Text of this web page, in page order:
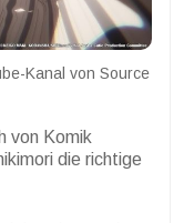
Kanal von Source
von Komik
die richtige